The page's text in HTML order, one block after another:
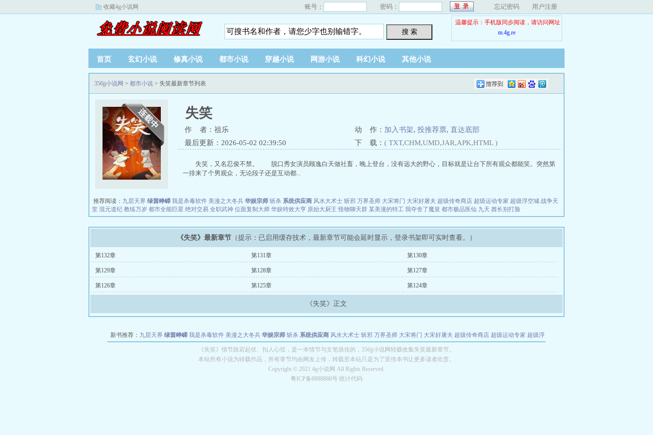
收藏4g小说网 账号： 密码： 忘记密码 用户注册
搜 索
温馨提示：手机版同步阅读，请访问网址
m.4g.re
首页 玄幻小说 修真小说 都市小说 穿越小说 网游小说 科幻小说 其他小说
356jj小说网 > 都市小说 > 失笑最新章节列表
失笑
作 者：祖乐 动 作： 加入书架, 投推荐票, 直达底部
最后更新：2026-05-02 02:39:50
下 载： ( TXT,CHM,UMD,JAR,APK,HTML )
失笑，又名忍俊不禁。 脱口秀女演员顾逸白天做社畜，晚上登台，没有远大的野心，目标就是让台下所有观众都能笑。突然第
一排来了个男观众，无论段子还是互动都...
推荐阅读： 九层天界 绿茵峥嵘 我是杀毒软件 美漫之大冬兵 华娱宗师 斩杀 系统供应商 风水大术士 斩邪 万界圣师 大宋将门 大宋好屠夫 超级传奇商店 超级运动专家 超级浮空城 战争天
堂 混元道纪 教练万岁 都市全能巨星 绝对交易 全职武神 位面复制大师 华娱特效大亨 原始大厨王 怪物聊天群 某美漫的特工 我夺舍了魔皇 都市极品医仙 九天 酋长别打脸
《失笑》最新章节 （提示：已启用缓存技术，最新章节可能会延时显示，登录书架即可实时查看。）
第132章 第131章 第130章
第129章 第128章 第127章
第126章 第125章 第124章
《失笑》正文
新书推荐： 九层天界 绿茵峥嵘 我是杀毒软件 美漫之大冬兵 华娱宗师 斩杀 系统供应商 风水大术士 斩邪 万界圣师 大宋将门 大宋好屠夫 超级传奇商店 超级运动专家 超级浮
都市全能巨星 绝对交易 全职武神 位面复制大师 华娱特效大亨 原始大厨王 怪物聊天群 某美漫的特工
长别打脸
《失笑》情节跌宕起伏、扣人心弦，是一本情节与文笔俱佳的，356jj小说网转载收集失笑最新章节。
本站所有小说为转载作品，所有章节均由网友上传，转载至本站只是为了宣传本书让更多读者欣赏。
Copyright © 2021 4g小说网 All Rights Reserved.
粤ICP备8888888号 统计代码